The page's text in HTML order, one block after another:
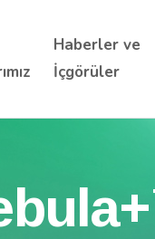
Haberler ve
İçgörüler